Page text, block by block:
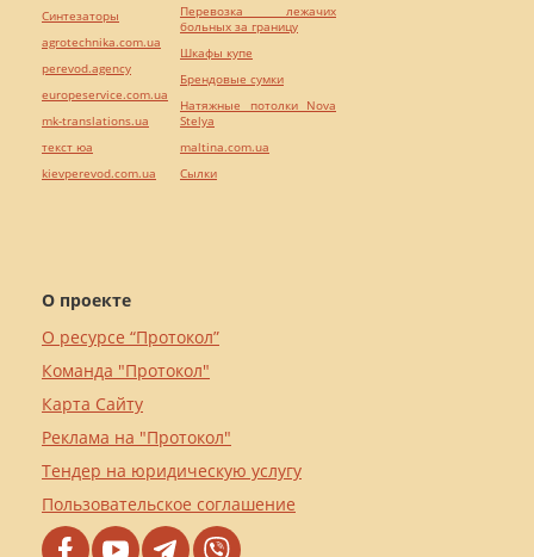
О проекте
О ресурсе “Протокол”
Команда "Протокол"
Карта Сайту
Реклама на "Протокол"
Тендер на юридическую услугу
Пользовательское соглашение
Синтезаторы
agrotechnika.com.ua
perevod.agency
europeservice.com.ua
mk-translations.ua
текст юа
kievperevod.com.ua
Перевозка лежачих
больных за границу
Шкафы купе
Брендовые сумки
Натяжные потолки Nova
Stelya
maltina.com.ua
Cылки